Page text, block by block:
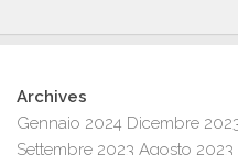
Archives
Gennaio 2024 Dicembre
Settembre 2023 Agosto 2023